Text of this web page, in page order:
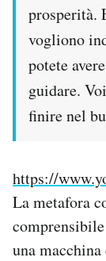
prosperità.
vogliono
potete
guidare.
finire nel
https://
La metafora
una